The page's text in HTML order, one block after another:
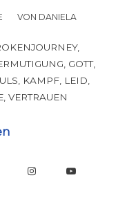
VON DANIELA
,
GOTT,
KAMPF LEID
,VERTRAUEN